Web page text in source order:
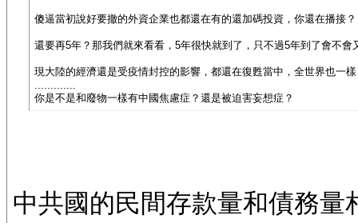
傻逼當初說好要撤的外資企業也都還在有的還加碼投資，你還在播接？
還要再5年？那我們就來看看，5年很快就到了，只不過5年到了會不會
現大陸的經濟還是受疫情封控的影響，都還在復甦當中，全世界也一樣
.............
你是不是和廢物一樣有中國焦慮症？還是被迫害妄想症？
中共國的民間存款量和債務量